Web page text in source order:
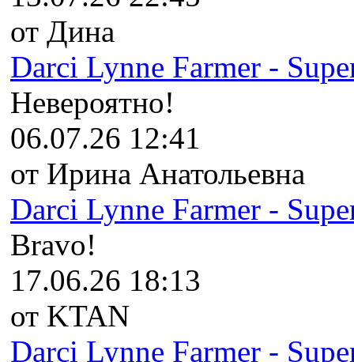
от Дина
Darci Lynne Farmer -
Невероятно!
06.07.26 12:41
от Ирина Анатольевна
Darci Lynne Farmer -
Bravo!
17.06.26 18:13
от KTAN
Darci Lynne Farmer -